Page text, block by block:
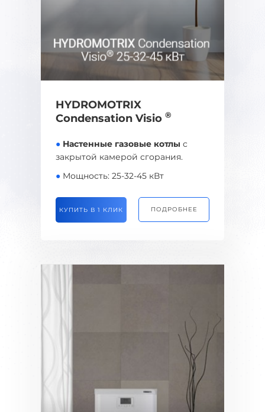
HYDROMOTRIX
Condensation Visio ®
● Настенные газовые котлы с
закрытой камерой сгорания.
● Мощность: 25-32-45 кВт
КУПИТЬ В 1 КЛИК ПОДРОБНЕЕ